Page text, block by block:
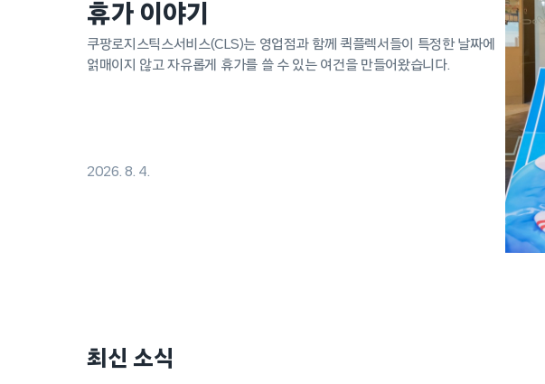
휴가 이야기
쿠팡로지스틱스서비스(CLS)는 영업점과 함께 퀵플렉서들이 특정한 날짜에
얽매이지 않고 자유롭게 휴가를 쓸 수 있는 여건을 만들어왔습니다.
2026. 8. 4.
최신 소식